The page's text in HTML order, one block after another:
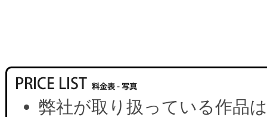
弊社が取り扱っている作品